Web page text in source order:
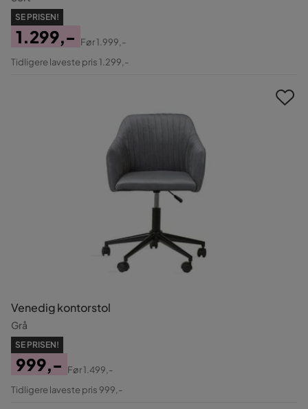
SE PRISEN!
Pris
1.299,-
Original
Før1.999,-
Tidligere laveste pris 1.299,-
Venedig kontorstol
Grå
SE PRISEN!
Pris
999,-
Original
Før1.499,-
Tidligere laveste pris 999,-